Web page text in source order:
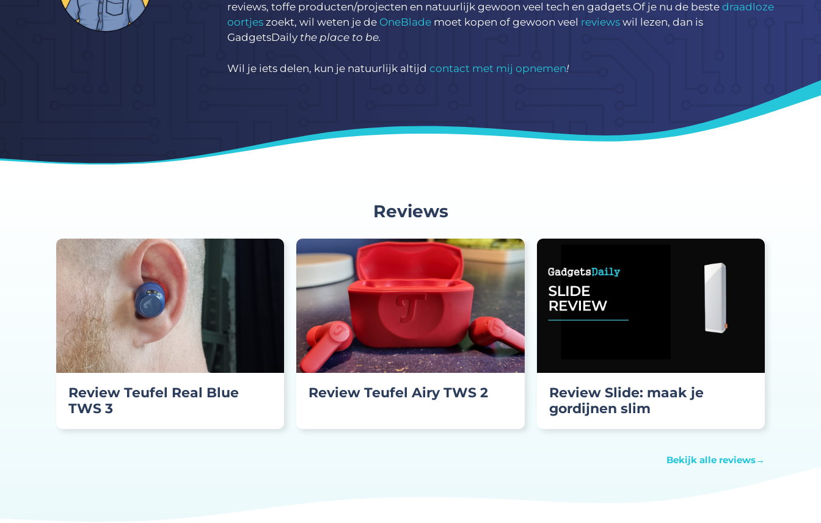
reviews, toffe producten/projecten en natuurlijk gewoon veel tech en gadgets.Of je nu de beste draadloze
oortjes zoekt, wil weten je de OneBlade moet kopen of gewoon veel reviews wil lezen, dan is
GadgetsDaily the place to be.
Wil je iets delen, kun je natuurlijk altijd contact met mij opnemen!
Reviews
Review Teufel Real Blue
TWS 3
Review Teufel Airy TWS 2
Review Slide: maak je
gordijnen slim
Bekijk alle reviews→